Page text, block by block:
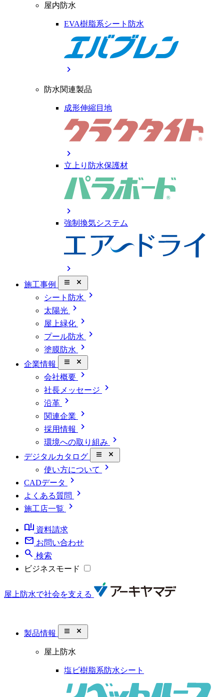
屋内防水
EVA樹脂系シート防水
chevron_right
防水関連製品
成形伸縮目地
chevron_right
立上り防水保護材
chevron_right
強制換気システム
chevron_right
施工事例 close_small
シート防水 chevron_right
太陽光 chevron_right
屋上緑化 chevron_right
プール防水 chevron_right
塗膜防水 chevron_right
企業情報 close_small
会社概要 chevron_right
社長メッセージ chevron_right
沿革 chevron_right
関連企業 chevron_right
採用情報 chevron_right
環境への取り組み chevron_right
デジタルカタログ close_small
使い方について chevron_right
CADデータ chevron_right
よくある質問 chevron_right
施工店一覧
chevron_right
book_ribbon 資料請求
mail お問い合わせ
search 検索
ビジネスモード
屋上防水で社会を支える
製品情報 close_small
屋上防水
塩ビ樹脂系防水シート